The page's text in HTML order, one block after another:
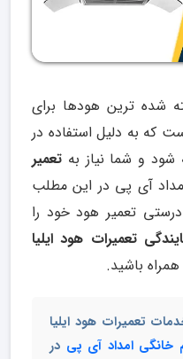
شده ترین هودها برای
که به دلیل استفاده در
و شما نیاز به تعمیر
آی پی در این مطلب
تعمیر هود خود را
تعمیرات هود ایلیا
باشید.
تعمیرات هود ایلیا
خانگی امداد آی پی در